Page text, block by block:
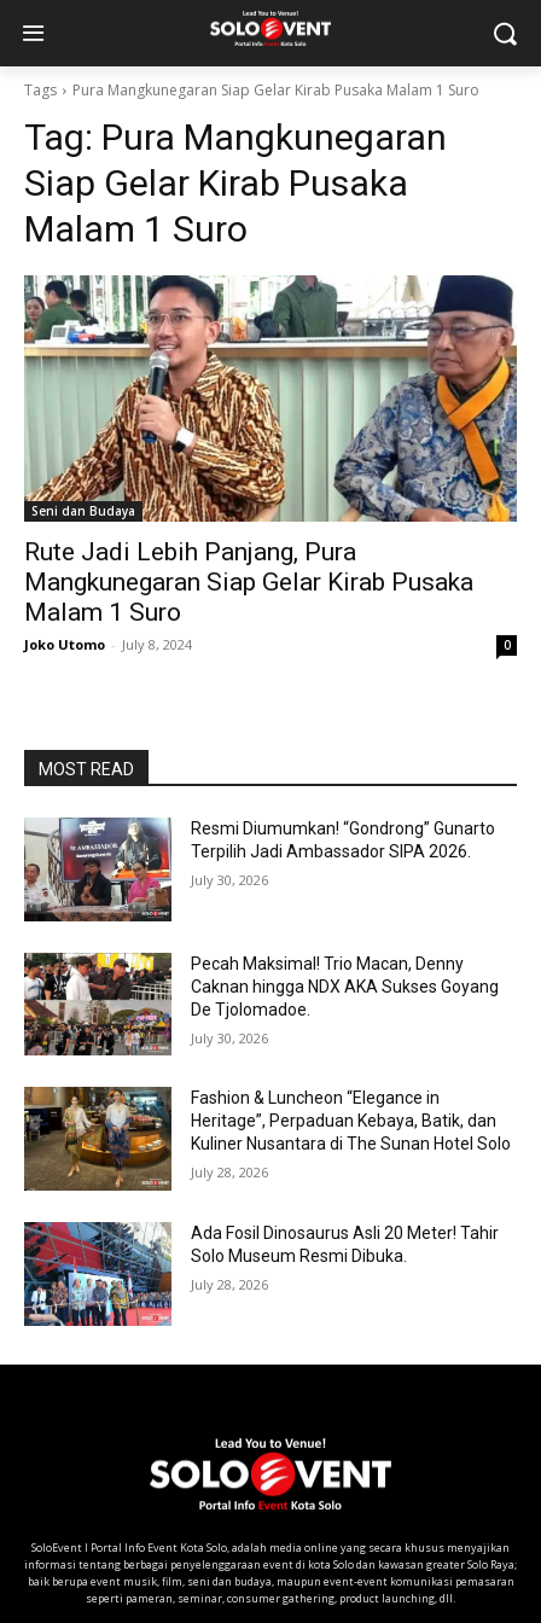
Tags Pura Mangkunegaran Siap Gelar Kirab Pusaka Malam 1 Suro
Tag: Pura Mangkunegaran
Siap Gelar Kirab Pusaka
Malam 1 Suro
Seni dan Budaya
Rute Jadi Lebih Panjang, Pura
Mangkunegaran Siap Gelar Kirab Pusaka
Malam 1 Suro
Joko Utomo - July 8, 2024 0
MOST READ
Resmi Diumumkan! “Gondrong” Gunarto
Terpilih Jadi Ambassador SIPA 2026.
July 30, 2026
Pecah Maksimal! Trio Macan, Denny
Caknan hingga NDX AKA Sukses Goyang
De Tjolomadoe.
July 30, 2026
Fashion & Luncheon “Elegance in
Heritage”, Perpaduan Kebaya, Batik, dan
Kuliner Nusantara di The Sunan Hotel Solo
July 28, 2026
Ada Fosil Dinosaurus Asli 20 Meter! Tahir
Solo Museum Resmi Dibuka.
July 28, 2026
SoloEvent I Portal Info Event Kota Solo, adalah media online yang secara khusus menyajikan
informasi tentang berbagai penyelenggaraan event di kota Solo dan kawasan greater Solo Raya;
baik berupa event musik, film, seni dan budaya, maupun event-event komunikasi pemasaran
seperti pameran, seminar, consumer gathering, product launching, dll.